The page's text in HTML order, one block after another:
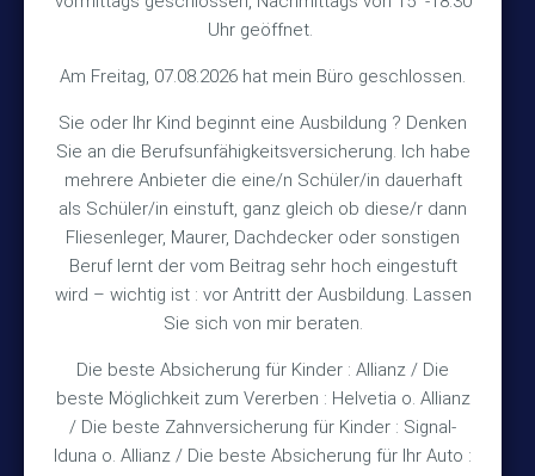
Uhr geöffnet.
Am Freitag, 07.08.2026 hat mein Büro geschlossen.
Sie oder Ihr Kind beginnt eine Ausbildung ? Denken
Sie an die Berufsunfähigkeitsversicherung. Ich habe
mehrere Anbieter die eine/n Schüler/in dauerhaft
als Schüler/in einstuft, ganz gleich ob diese/r dann
Fliesenleger, Maurer, Dachdecker oder sonstigen
Beruf lernt der vom Beitrag sehr hoch eingestuft
wird – wichtig ist : vor Antritt der Ausbildung. Lassen
Sie sich von mir beraten.
Die beste Absicherung für Kinder : Allianz / Die
beste Möglichkeit zum Vererben : Helvetia o. Allianz
/ Die beste Zahnversicherung für Kinder : Signal-
Iduna o. Allianz / Die beste Absicherung für Ihr Auto :
30890 Barsinghausen
Kontakt
TEL +49 (5105) 1811
FAX +49 (5105) 2720
MAIL vmh1a@web.de
Bürozeiten
Mo – Fr 10:15 – 12:00 Uhr
und nach Vereinbarung